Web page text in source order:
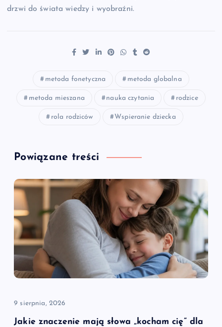
drzwi do świata wiedzy i wyobraźni.
metoda fonetyczna metoda globalna
metoda mieszana nauka czytania rodzice
rola rodziców Wspieranie dziecka
Powiązane treści
9 sierpnia, 2026
Jakie znaczenie mają słowa „kocham cię” dla